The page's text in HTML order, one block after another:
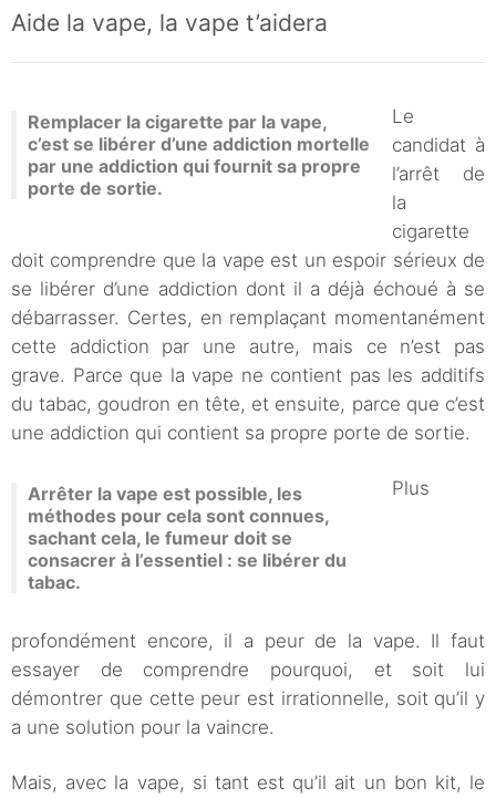
Aide la vape, la vape t’aidera
Remplacer la cigarette par la vape,
c’est se libérer d’une addiction mortelle
par une addiction qui fournit sa propre
porte de sortie.
Le
candidat à
l’arrêt de
la
cigarette
doit comprendre que la vape est un espoir sérieux de
se libérer d’une addiction dont il a déjà échoué à se
débarrasser. Certes, en remplaçant momentanément
cette addiction par une autre, mais ce n’est pas
grave. Parce que la vape ne contient pas les additifs
du tabac, goudron en tête, et ensuite, parce que c’est
une addiction qui contient sa propre porte de sortie.
Arrêter la vape est possible, les
méthodes pour cela sont connues,
sachant cela, le fumeur doit se
consacrer à l’essentiel : se libérer du
tabac.
Plus
profondément encore, il a peur de la vape. Il faut
essayer de comprendre pourquoi, et soit lui
démontrer que cette peur est irrationnelle, soit qu’il y
a une solution pour la vaincre.
Mais, avec la vape, si tant est qu’il ait un bon kit, le